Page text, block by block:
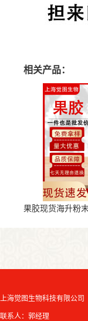
相关产品：
果胶现货海升粉
上海觉图生物科技有限公司
联系人：郭经理